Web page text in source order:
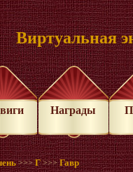
Виртуальная
Награды
>>>Г >>>Гавр